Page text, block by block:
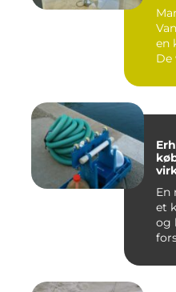
en
De
En
et
og